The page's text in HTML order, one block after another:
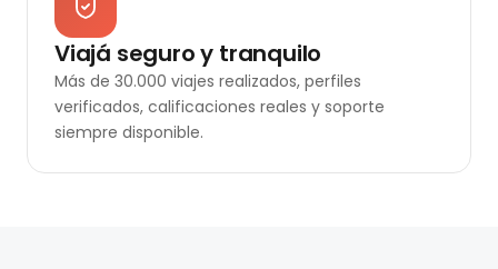
Viajá seguro y tranquilo
Más de 30.000 viajes realizados, perfiles
verificados, calificaciones reales y soporte
siempre disponible.